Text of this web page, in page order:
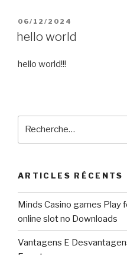
PUBLIÉ
LE
06/12/2024
hello world
hello world!!!
ARTICLES RÉCENTS
Minds Casino games Play
online slot no Downloads
Vantagens E